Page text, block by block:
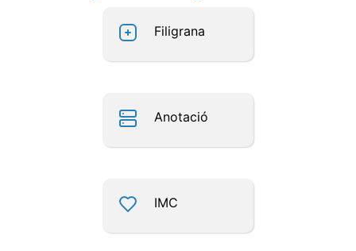
Filigrana
Anotació
IMC